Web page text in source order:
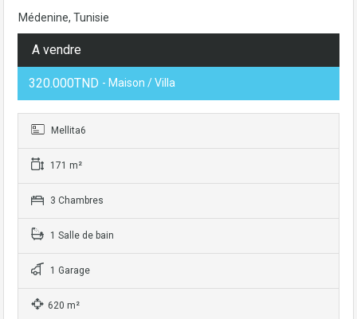
Médenine, Tunisie
A vendre
320.000TND - Maison / Villa
Mellita6
171 m²
3 Chambres
1 Salle de bain
1 Garage
620 m²